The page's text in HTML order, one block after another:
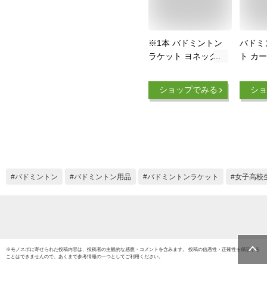
※1本 バドミントン
ラケット ヨネックス
上げ済 バドミントン
ラケット マッスルパ
ラケットケース バド
ショップでみる
バドミ
ト カ
け JB-
シ
バドミントン バドミントン用品 バドミントンラケット 女子高校
※モノスポに寄せられた投稿内容は、投稿者の主観的な感想・コメントを含みます。 投稿の信憑性・正確性を保証する
ことはできませんので、あくまで参考情報の一つとしてご利用ください。